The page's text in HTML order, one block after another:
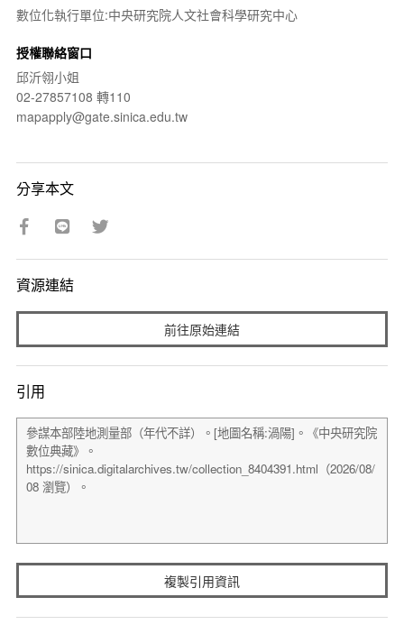
數位化執行單位:中央研究院人文社會科學研究中心
授權聯絡窗口
邱沂翎小姐
02-27857108 轉110
mapapply@gate.sinica.edu.tw
分享本文
資源連結
前往原始連結
引用
複製引用資訊